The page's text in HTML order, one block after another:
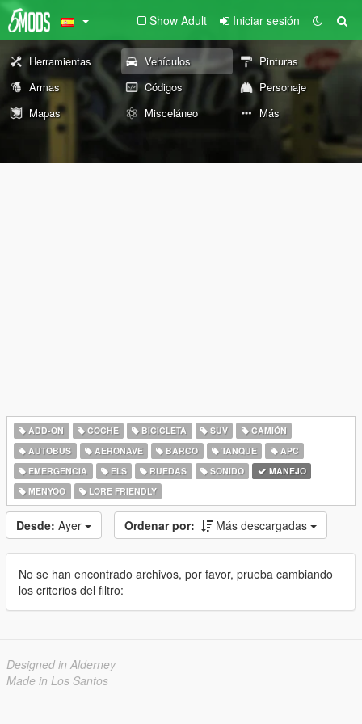
Show Adult Iniciar sesión
Herramientas Vehículos
Pinturas
Armas
Códigos
Personaje
Mapas
Misceláneo Más
ADD-ON COCHE BICICLETA SUV
CAMIÓN
AUTOBUS
AERONAVE BARCO TANQUE
APC
EMERGENCIA
ELS RUEDAS SONIDO
MANEJO
MENYOO
LORE FRIENDLY
Desde: Ayer Ordenar por: Más descargadas
No se han encontrado archivos, por favor, prueba cambiando
los criterios del filtro:
Designed in Alderney
Made in Los Santos